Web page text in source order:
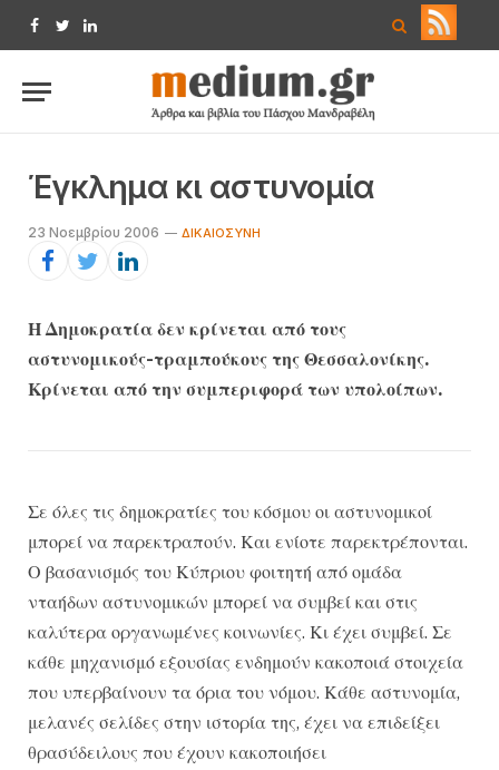
Facebook
TwitterLinkedIn
Έγκλημα κι αστυνομία
23 Νοεμβρίου 2006 ΔΙΚΑΙΟΣΎΝΗ
Η Δημοκρατία δεν κρίνεται από τους
αστυνομικούς-τραμπούκους της Θεσσαλονίκης.
Κρίνεται από την συμπεριφορά των υπολοίπων.
Σε όλες τις δημοκρατίες του κόσμου οι αστυνομικοί
μπορεί να παρεκτραπούν. Και ενίοτε παρεκτρέπονται.
Ο βασανισμός του Κύπριου φοιτητή από ομάδα
νταήδων αστυνομικών μπορεί να συμβεί και στις
καλύτερα οργανωμένες κοινωνίες. Κι έχει συμβεί. Σε
κάθε μηχανισμό εξουσίας ενδημούν κακοποιά στοιχεία
που υπερβαίνουν τα όρια του νόμου. Κάθε αστυνομία,
μελανές σελίδες στην ιστορία της, έχει να επιδείξει
θρασύδειλους που έχουν κακοποιήσει